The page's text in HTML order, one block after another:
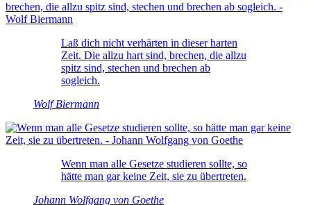
Laß dich nicht verhärten in dieser harten
Zeit. Die allzu hart sind, brechen, die allzu
spitz sind, stechen und brechen ab
sogleich.
Wolf Biermann
Wenn man alle Gesetze studieren sollte, so
hätte man gar keine Zeit, sie zu übertreten.
Johann Wolfgang von Goethe